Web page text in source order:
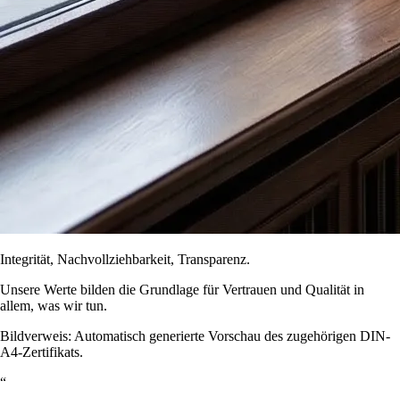
Integrität, Nachvollziehbarkeit, Transparenz.
Unsere Werte bilden die Grundlage für Vertrauen und Qualität in
allem, was wir tun.
Bildverweis: Automatisch generierte Vorschau des zugehörigen DIN-
A4-Zertifikats.
“